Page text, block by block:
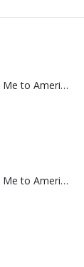
Bosna Take Me to America Navijačka Majica 3
Bosna Take Me to America Navijačka Majica 4